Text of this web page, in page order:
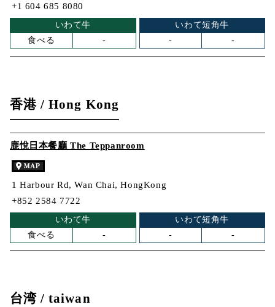
+1 604 685 8080
いわて牛
食べる
-
いわて短角牛
-
-
香港 / Hong Kong
鹿悅日本餐廳 The Teppanroom
1 Harbour Rd, Wan Chai, HongKong
+852 2584 7722
いわて牛
食べる
-
いわて短角牛
-
-
台湾 / taiwan